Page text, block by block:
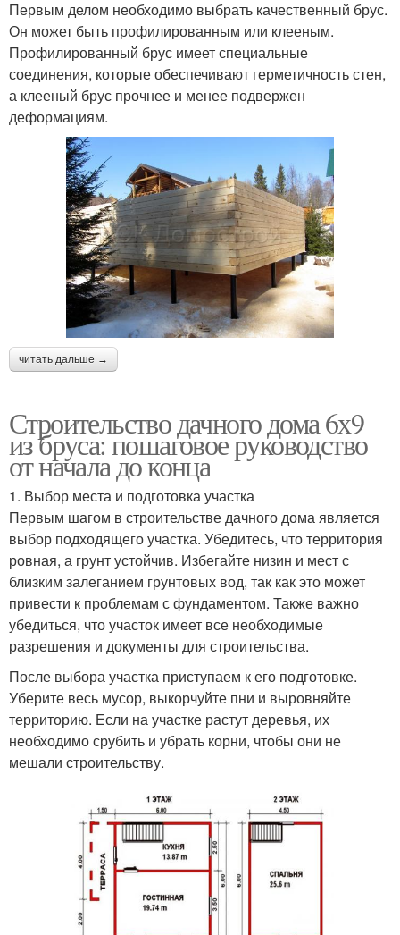
Первым делом необходимо выбрать качественный брус.
Он может быть профилированным или клееным.
Профилированный брус имеет специальные
соединения, которые обеспечивают герметичность стен,
а клееный брус прочнее и менее подвержен
деформациям.
читать дальше →
Строительство дачного дома 6х9
из бруса: пошаговое руководство
от начала до конца
1. Выбор места и подготовка участка
Первым шагом в строительстве дачного дома является
выбор подходящего участка. Убедитесь, что территория
ровная, а грунт устойчив. Избегайте низин и мест с
близким залеганием грунтовых вод, так как это может
привести к проблемам с фундаментом. Также важно
убедиться, что участок имеет все необходимые
разрешения и документы для строительства.
После выбора участка приступаем к его подготовке.
Уберите весь мусор, выкорчуйте пни и выровняйте
территорию. Если на участке растут деревья, их
необходимо срубить и убрать корни, чтобы они не
мешали строительству.